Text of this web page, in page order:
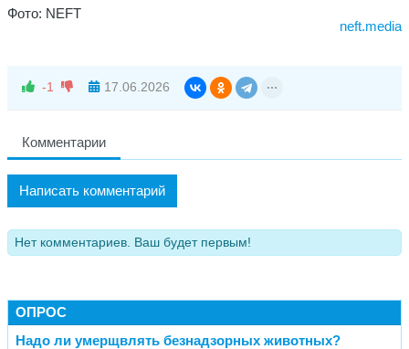
Фото: NEFT
neft.media
-1 17.06.2026
Комментарии
Написать комментарий
Нет комментариев. Ваш будет первым!
ОПРОС
Надо ли умерщвлять безнадзорных животных?